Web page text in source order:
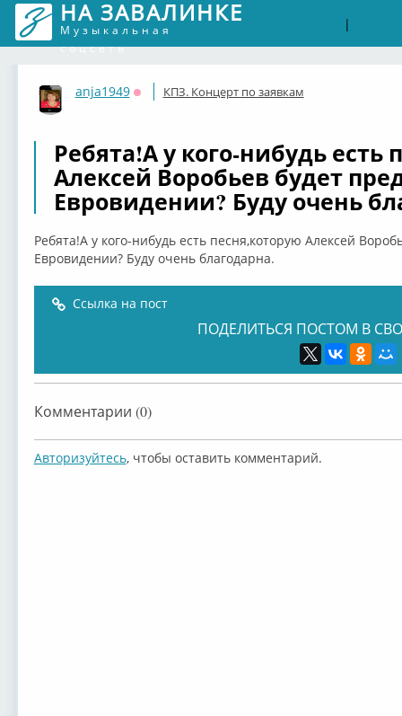
НА ЗАВАЛИНКЕ
Музыкальная
соцсеть
|
anja1949
Оффлайн
КПЗ. Концерт по заявкам
Ребята!А у кого-нибудь есть
Алексей Воробьев будет
Евровидении? Буду очень
Ребята!А у кого-нибудь есть песня,которую Алексей
Евровидении? Буду очень благодарна.
Ссылка на пост
ПОДЕЛИТЬСЯ ПОСТОМ В
Комментарии (0)
Авторизуйтесь, чтобы оставить комментарий.